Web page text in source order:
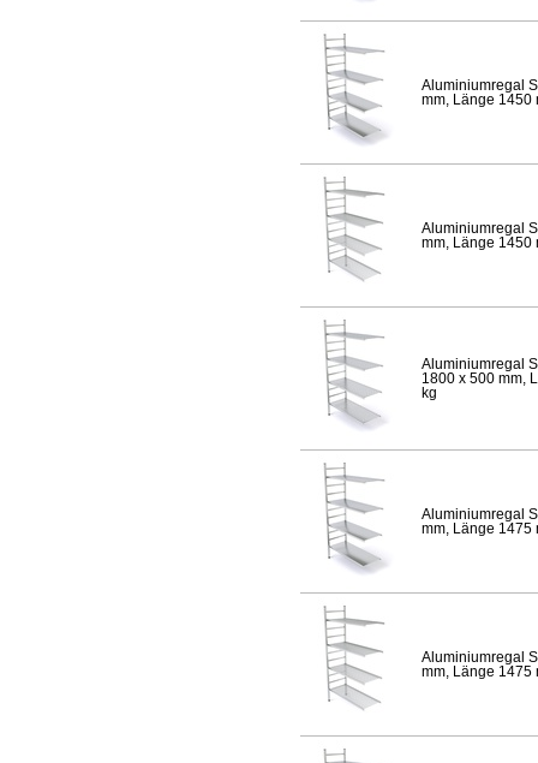
Aluminiumregal
mm, Länge 1450
Aluminiumregal
mm, Länge 1450
Aluminiumregal
1800 x 500 mm,
kg
Aluminiumregal
mm, Länge 1475
Aluminiumregal
mm, Länge 1475